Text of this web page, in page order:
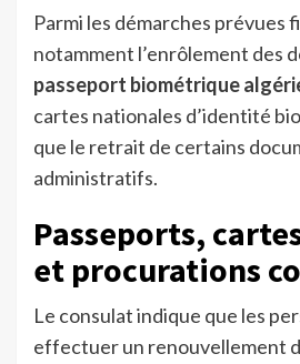
Parmi les démarches prévues
notamment l’enrôlement des
passeport biométrique
cartes nationales d’identité
que le retrait de certains
administratifs.
Passeports,
et procurations
Le consulat indique que les
effectuer un renouvellement